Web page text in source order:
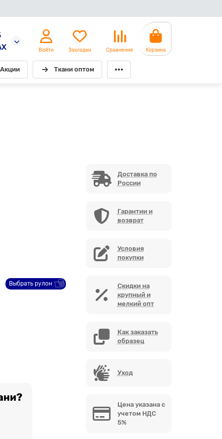
Войти Закладки Сравнение Корзина
Акции Ткани оптом
Выбрать рулон
Доставка по
России
Гарантии и
возврат
Условия
покупки
Скидки на
крупный и
мелкий опт
Как заказать
образец
Уход
Цена указана с
учетом НДС
5%